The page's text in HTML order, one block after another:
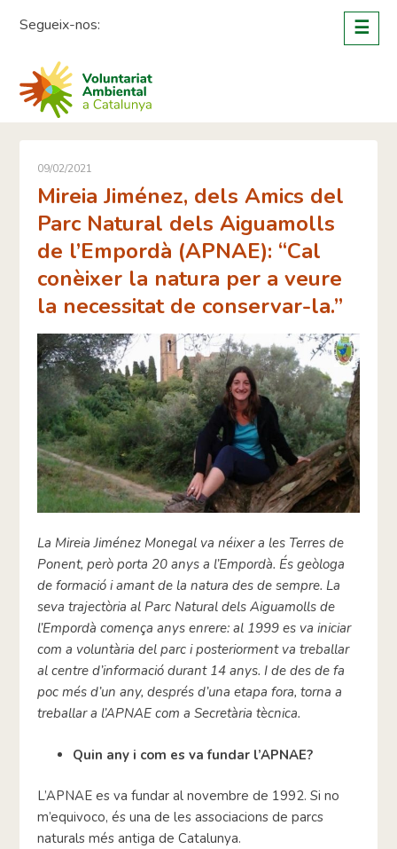
Segueix-nos: ☰
09/02/2021
Mireia Jiménez, dels Amics del
Parc Natural dels Aiguamolls
de l’Empordà (APNAE): “Cal
conèixer la natura per a veure
la necessitat de conservar-la.”
La Mireia Jiménez Monegal va néixer a les Terres de
Ponent, però porta 20 anys a l’Empordà. És geòloga
de formació i amant de la natura des de sempre. La
seva trajectòria al Parc Natural dels Aiguamolls de
l’Empordà comença anys enrere: al 1999 es va iniciar
com a voluntària del parc i posteriorment va treballar
al centre d’informació durant 14 anys. I de des de fa
poc més d’un any, després d’una etapa fora, torna a
treballar a l’APNAE com a Secretària tècnica.
Quin any i com es va fundar l’APNAE?
L’APNAE es va fundar al novembre de 1992. Si no
m’equivoco, és una de les associacions de parcs
naturals més antiga de Catalunya.